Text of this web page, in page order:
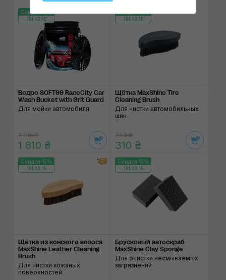
Скидка 15%
181:42:14
Ведро SOFT99 RaceCity Car
Wash Bucket with Grit Guard
Для мойки автомобиля
2 135 ₴
1 810 ₴
181:42:14
Щётка MaxShine Tire
Cleaning Brush
Для чистки автомобильных
шин
360 ₴
310 ₴
Скидка 15%
181:42:14
1
Щётка из конского волоса
MaxShine Leather Cleaning
Brush
Для чистки кожаных
поверхностей
Скидка 15%
181:42:14
Брусковый автоскраб
MaxShine Clay Sponge
Для очистки несмываемых
загрязнений